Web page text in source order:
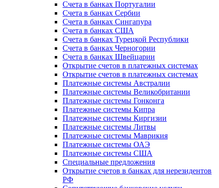
Счета в банках Португалии
Счета в банках Сербии
Счета в банках Сингапура
Счета в банках США
Счета в банках Турецкой Республики
Счета в банках Черногории
Счета в банках Швейцарии
Открытие счетов в платежных системах
Открытие счетов в платежных системах
Платежные системы Австралии
Платежные системы Великобритании
Платежные системы Гонконга
Платежные системы Кипра
Платежные системы Киргизии
Платежные системы Литвы
Платежные системы Маврикия
Платежные системы ОАЭ
Платежные системы США
Специальные предложения
Открытие счетов в банках для нерезидентов
РФ